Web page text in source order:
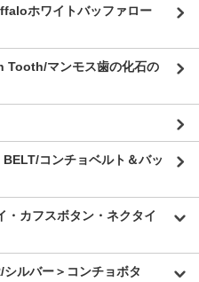
ホワイトバッファロー
Tooth/マンモス歯の化石の
コンチョベルト＆バッ
・カフスボタン・ネクタイ
ルバー＞コンチョボタ